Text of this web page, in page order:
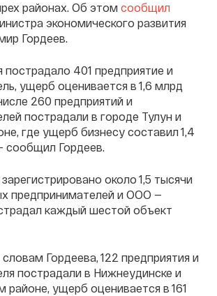
районах. Об этом сообщил
экономического развития
Гордеев.
пострадало 401 предприятие и
ущерб оценивается в 1,6 млрд
260 предприятий и
пострадали в городе Тулун и
где ущерб бизнесу составил 1,4
сообщил Гордеев.
около 1,5 тысячи
предпринимателей и ООО —
каждый шестой объект
Гордеева, 122 предприятия и
пострадали в Нижнеудинске и
районе, ущерб оценивается в 161